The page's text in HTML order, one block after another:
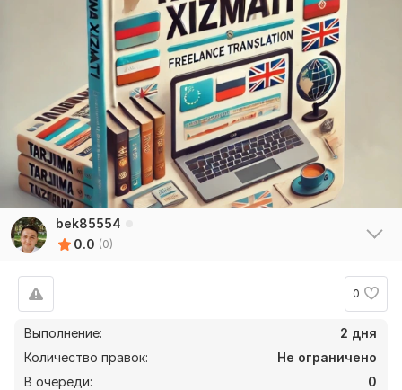
bek85554
0.0 (0)
0
Выполнение:
2 дня
Количество правок:
Не ограничено
В очереди:
0